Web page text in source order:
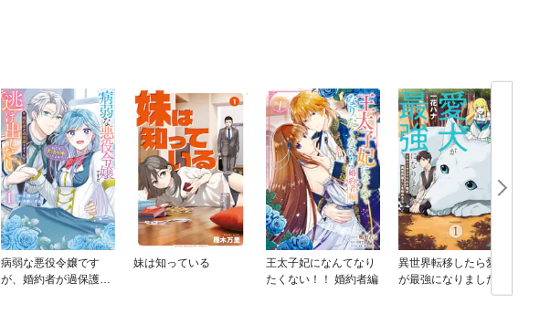
病弱な悪役令嬢です
が、婚約者が過保護す
妹は知っている
王太子妃になんてなり
たくない！！ 婚約者編
異世界転移したら愛犬
が最強になりました ～
シルバーフェンリルと